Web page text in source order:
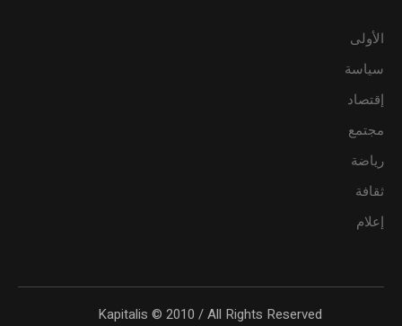
الأولى
سياسة
إقتصاد
مجتمع
رياضة
ثقافة
إعلام
Kapitalis © 2010 / All Rights Reserved